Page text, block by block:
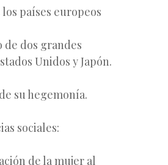
países europeos
dos grandes
Unidos y Japón.
su hegemonía.
sociales:
de la mujer al